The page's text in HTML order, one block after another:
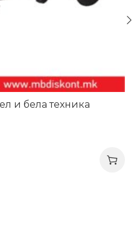
и бела техника